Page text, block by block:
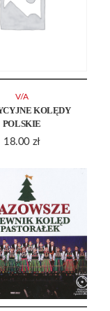
KOLĘDY
POLSKIE
18.00 zł
V/A